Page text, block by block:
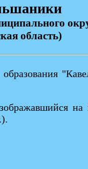
область)
на